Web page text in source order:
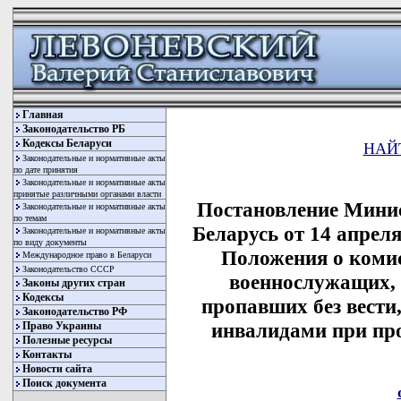
Главная
Законодательство РБ
Кодексы Беларуси
Законодательные и нормативные акты
по дате принятия
Законодательные и нормативные акты
принятые различными органами власти
Законодательные и нормативные акты
по темам
Законодательные и нормативные акты
по виду документы
Международное право в Беларуси
Законодательство СССР
Законы других стран
Кодексы
Законодательство РФ
Право Украины
Полезные ресурсы
Контакты
Новости сайта
Поиск документа
Постановление
Беларусь от 14
Положения о
пропавших без
инвалидами при